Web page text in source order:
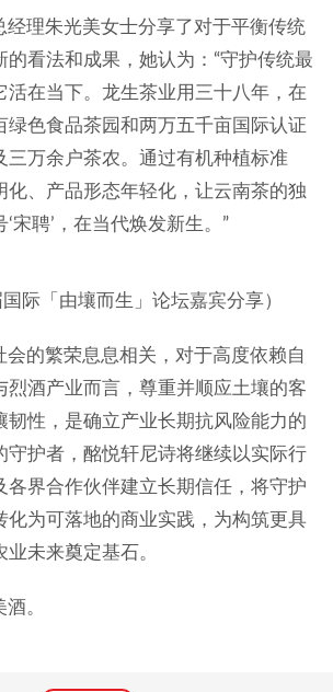
经理朱光美女士分享了对于平衡传统
的看法和成果，她认为：“守护传统最
活在当下。龙生茶业用三十八年，在
绿色食品茶园和两万五千亩国际认证
三万余户茶农。通过有机种植标准
化、产品形态年轻化，让云南茶的独
宋聘’，在当代焕发新生。”
国际「由壤而生」论坛嘉宾分享）
会的繁荣息息相关，对于高度依赖自
烈酒产业而言，尊重并顺应土壤的客
韧性，是确立产业长期抗风险能力的
守护者，酩悦轩尼诗将继续以实际行
各界合作伙伴建立长期信任，将守护
化为可落地的商业实践，为构筑更具
未来奠定基石。
。